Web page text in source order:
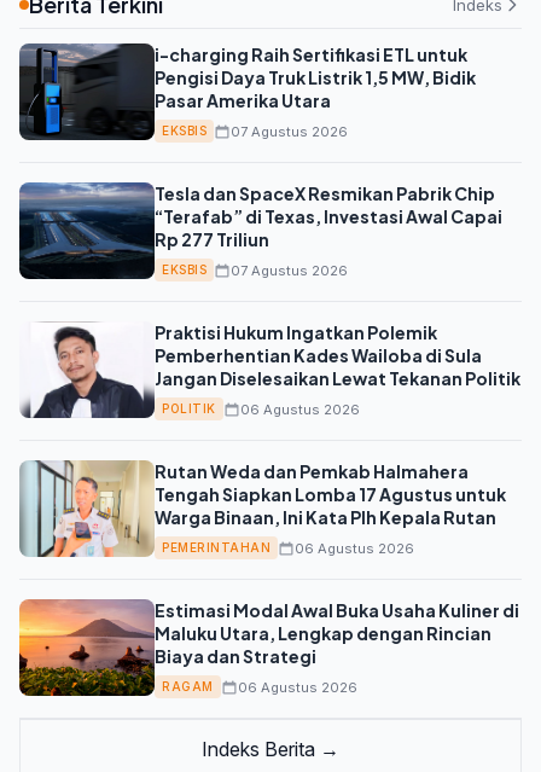
Indeks
i-charging Raih Sertifikasi ETL untuk
Pengisi Daya Truk Listrik 1,5 MW, Bidik
Pasar Amerika Utara
EKSBIS 07 Agustus 2026
Tesla dan SpaceX Resmikan Pabrik Chip
“Terafab” di Texas, Investasi Awal Capai
Rp 277 Triliun
EKSBIS 07 Agustus 2026
Praktisi Hukum Ingatkan Polemik
Pemberhentian Kades Wailoba di Sula
Jangan Diselesaikan Lewat Tekanan Politik
POLITIK 06 Agustus 2026
Rutan Weda dan Pemkab Halmahera
Tengah Siapkan Lomba 17 Agustus untuk
Warga Binaan, Ini Kata Plh Kepala Rutan
PEMERINTAHAN 06 Agustus 2026
Estimasi Modal Awal Buka Usaha Kuliner di
Maluku Utara, Lengkap dengan Rincian
Biaya dan Strategi
RAGAM 06 Agustus 2026
Indeks Berita →